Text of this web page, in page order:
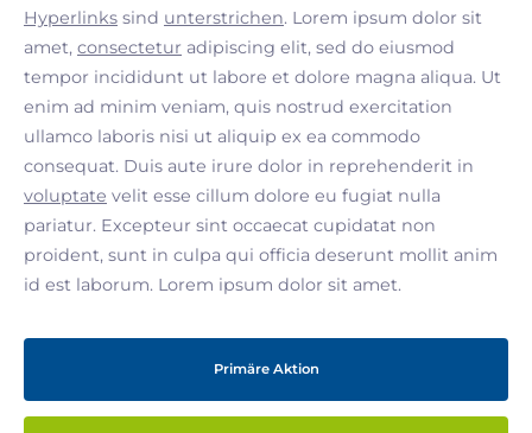
Hyperlinks sind unterstrichen. Lorem ipsum dolor sit
amet, consectetur adipiscing elit, sed do eiusmod
tempor incididunt ut labore et dolore magna aliqua. Ut
enim ad minim veniam, quis nostrud exercitation
ullamco laboris nisi ut aliquip ex ea commodo
consequat. Duis aute irure dolor in reprehenderit in
voluptate velit esse cillum dolore eu fugiat nulla
pariatur. Excepteur sint occaecat cupidatat non
proident, sunt in culpa qui officia deserunt mollit anim
id est laborum. Lorem ipsum dolor sit amet.
Primäre Aktion